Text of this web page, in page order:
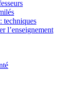
techniques
l’enseignement